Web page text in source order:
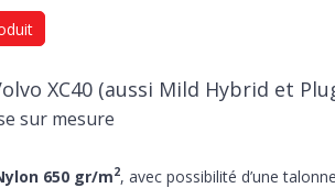
XC40 (aussi Mild Hybrid et
sur mesure
650 gr/m2, avec possibilité d’une